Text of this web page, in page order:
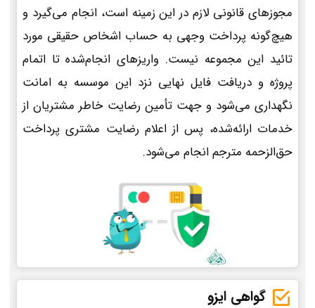
مجوزهای قانونی لازم در این زمینه است، انجام می‌گیرد و
هیچ‌گونه پرداخت وجهی به حساب اشخاص حقیقی مورد
تائید این مجموعه نیست. واریزهای انجام‌شده تا اتمام
پروژه و دریافت فایل نهایی نزد این موسسه به امانت
نگهداری می‌شود و جهت تأمین رضایت خاطر مشتریان از
خدمات ارائه‌شده، پس از اعلام رضایت مشتری پرداخت
حق‌الزحمه مترجم انجام می‌شود.
گواهی ایزو